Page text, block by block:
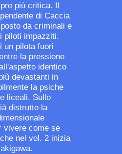
più critica. Il
di Caccia
da criminali e
piloti impazziti.
un pilota fuori
la pressione
identico
devastanti in
la psiche
liceali. Sullo
distrutto la
vivere come se
nel vol. 2 inizia